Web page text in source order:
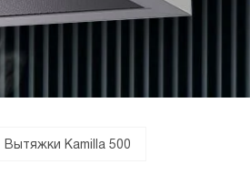
Вытяжки Kamilla 500